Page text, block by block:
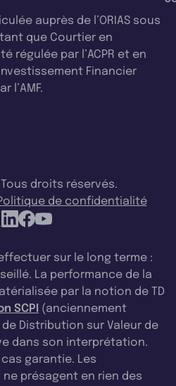
auprès de l’ORIAS sous
tant que Courtier en
régulée par l’ACPR et en
Financier
l’AMF.
Tous droits réservés.
de confidentialité
sur le long terme :
La performance de la
par la notion de TD
SCPI (anciennement
de Distribution sur Valeur de
dans son interprétation.
garantie. Les
présagent en rien des